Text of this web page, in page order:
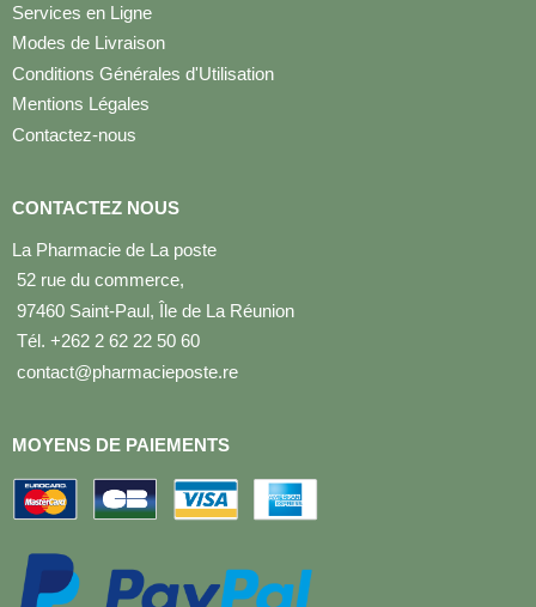
Services en Ligne
Modes de Livraison
Conditions Générales d'Utilisation
Mentions Légales
Contactez-nous
CONTACTEZ NOUS
La Pharmacie de La poste
52 rue du commerce,
97460 Saint-Paul, Île de La Réunion
Tél. +262 2 62 22 50 60
contact@pharmacieposte.re
MOYENS DE PAIEMENTS